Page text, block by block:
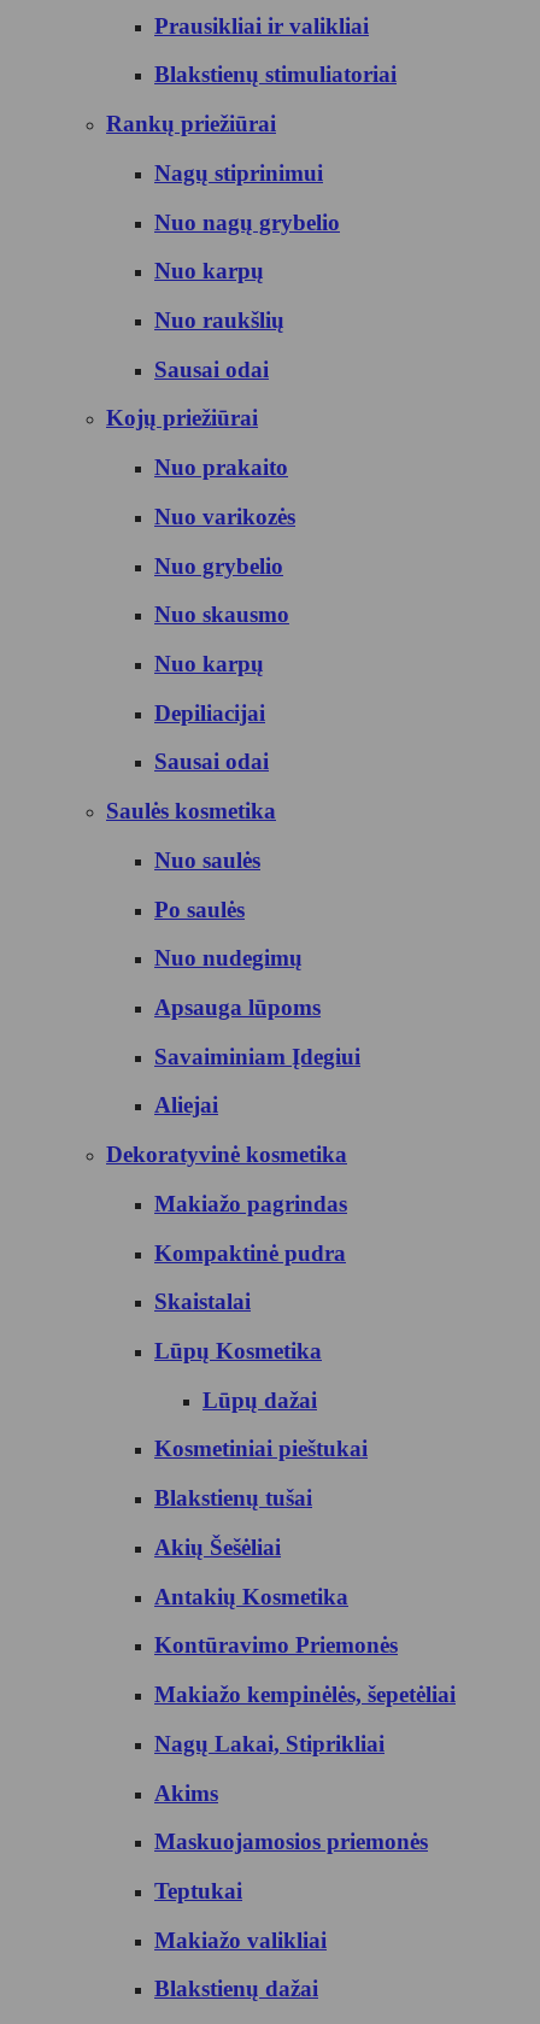
Prausikliai ir valikliai
Blakstienų stimuliatoriai
Rankų priežiūrai
Nagų stiprinimui
Nuo nagų grybelio
Nuo karpų
Nuo raukšlių
Sausai odai
Kojų priežiūrai
Nuo prakaito
Nuo varikozės
Nuo grybelio
Nuo skausmo
Nuo karpų
Depiliacijai
Sausai odai
Saulės kosmetika
Nuo saulės
Po saulės
Nuo nudegimų
Apsauga lūpoms
Savaiminiam Įdegiui
Aliejai
Dekoratyvinė kosmetika
Makiažo pagrindas
Kompaktinė pudra
Skaistalai
Lūpų Kosmetika
Lūpų dažai
Kosmetiniai pieštukai
Blakstienų tušai
Akių Šešėliai
Antakių Kosmetika
Kontūravimo Priemonės
Makiažo kempinėlės, šepetėliai
Nagų Lakai, Stiprikliai
Akims
Maskuojamosios priemonės
Teptukai
Makiažo valikliai
Blakstienų dažai